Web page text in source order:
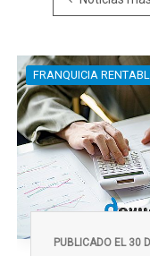
FRANQUICIA
PUBLICADO EL 30